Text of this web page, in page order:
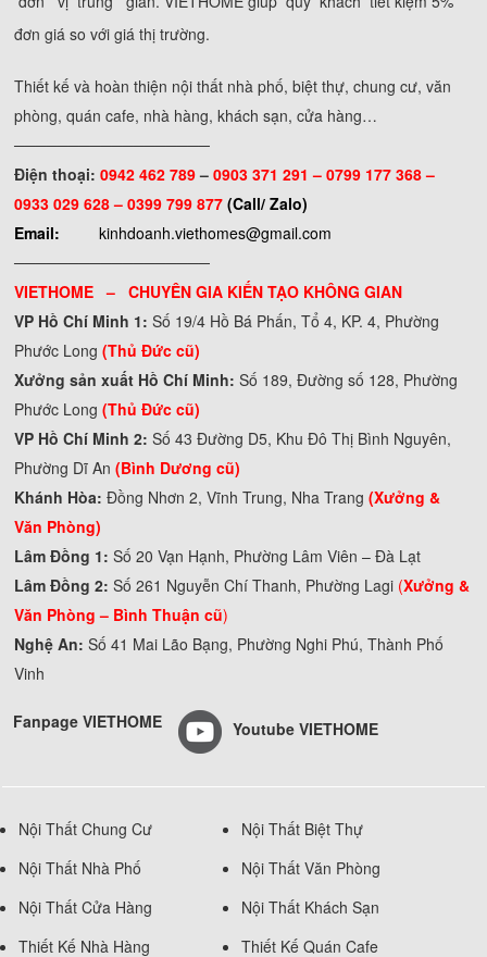
đơn giá so với giá thị trường.
Thiết kế và hoàn thiện nội thất nhà phố, biệt thự, chung cư, văn
phòng, quán cafe, nhà hàng, khách sạn, cửa hàng…
──────────────────
Điện thoại:0942 462 789–0903 371 291 –0799 177 368 –
0933 029 628 – 0399 799 877(Call/ Zalo)
Email:
kinhdoanh.viethomes@gmail.com
──────────────────
VIETHOME – CHUYÊN GIA KIẾN TẠO KHÔNG GIAN
VP Hồ Chí Minh 1: Số 19/4 Hồ Bá Phấn, Tổ 4, KP. 4, Phường
Phước Long(Thủ Đức cũ)
Xưởng sản xuất Hồ Chí Minh: Số 189, Đường số 128, Phường
Phước Long(Thủ Đức cũ)
VP Hồ Chí Minh 2: Số 43 Đường D5, Khu Đô Thị Bình Nguyên,
Phường Dĩ An (Bình Dương cũ)
Khánh Hòa:Đồng Nhơn 2, Vĩnh Trung, Nha Trang (Xưởng &
Văn Phòng)
Lâm Đồng 1:Số 20 Vạn Hạnh, Phường Lâm Viên – Đà Lạt
Lâm Đồng 2:Số 261 Nguyễn Chí Thanh, Phường Lagi (Xưởng &
Văn Phòng – Bình Thuận cũ)
Nghệ An: Số 41 Mai Lão Bạng, Phường Nghi Phú, Thành Phố
Vinh
Fanpage VIETHOME Youtube VIETHOME
Nội Thất Chung Cư
Nội Thất Biệt Thự
Nội Thất Nhà Phố
Nội Thất Văn Phòng
Nội Thất Cửa Hàng
Nội Thất Khách Sạn
Thiết Kế Nhà Hàng
Thiết Kế Quán Cafe